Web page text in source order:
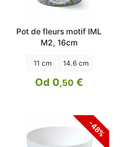
Pot de fleurs motif IML
M2, 16cm
11 cm 14.6 cm
Od 0,50 €
-48%